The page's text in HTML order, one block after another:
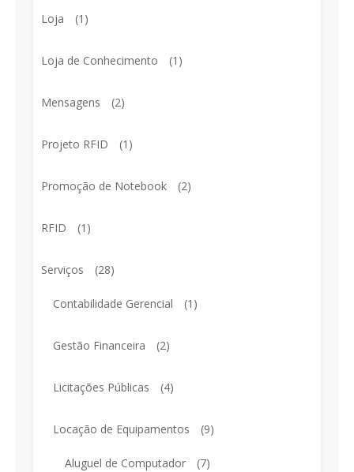
Loja (1)
Loja de Conhecimento (1)
Mensagens (2)
Projeto RFID (1)
Promoção de Notebook (2)
RFID (1)
Serviços (28)
Contabilidade Gerencial (1)
Gestão Financeira (2)
Licitações Públicas (4)
Locação de Equipamentos (9)
Aluguel de Computador (7)